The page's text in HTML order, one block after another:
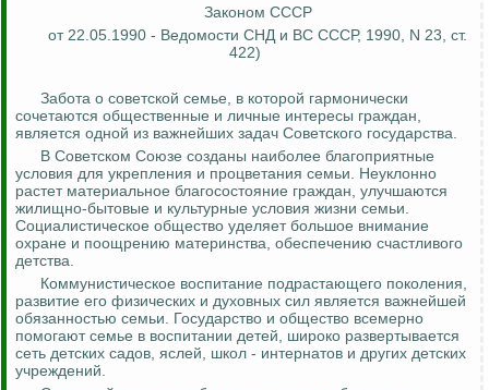
Законом СССР
от 22.05.1990 - Ведомости СНД и ВС СССР, 1990, N 23, ст.
422)
Забота о советской семье, в которой гармонически
сочетаются общественные и личные интересы граждан,
является одной из важнейших задач Советского государства.
В Советском Союзе созданы наиболее благоприятные
условия для укрепления и процветания семьи. Неуклонно
растет материальное благосостояние граждан, улучшаются
жилищно-бытовые и культурные условия жизни семьи.
Социалистическое общество уделяет большое внимание
охране и поощрению материнства, обеспечению счастливого
детства.
Коммунистическое воспитание подрастающего поколения,
развитие его физических и духовных сил является важнейшей
обязанностью семьи. Государство и общество всемерно
помогают семье в воспитании детей, широко развертывается
сеть детских садов, яслей, школ - интернатов и других детских
учреждений.